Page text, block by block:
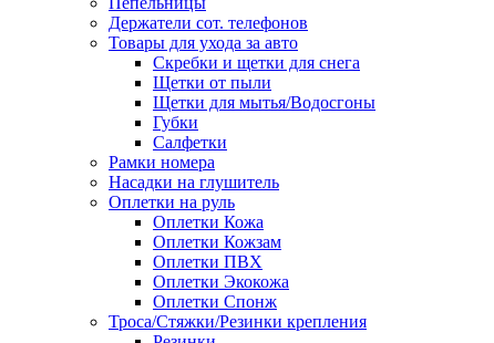
Держатели сот. телефонов
Товары для ухода за авто
Скребки и щетки для снега
Щетки от пыли
Щетки для мытья/Водосгоны
Губки
Салфетки
Рамки номера
Насадки на глушитель
Оплетки на руль
Оплетки Кожа
Оплетки Кожзам
Оплетки ПВХ
Оплетки Экокожа
Оплетки Спонж
Троса/Стяжки/Резинки крепления